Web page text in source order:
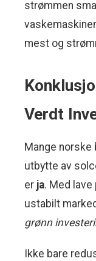
strømmen
mest og
Verdt
Mange
utbytte av
er ja. Med
ustabilt
grønn
Ikke bare